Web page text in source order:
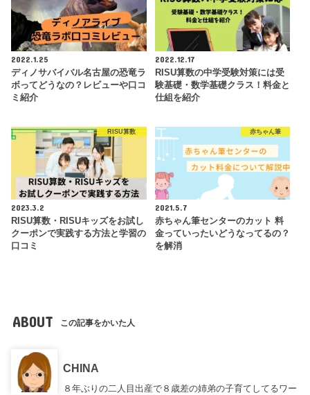
2022.1.25
ディノサバイバル名古屋の恐竜ラ
ボってどうなの？レビューや口コ
ミ紹介
2022.12.17
RISU算数の中学受験対策には受
験基礎・数学基礎クラス！料金と
仕組を紹介
RISU算数
2023.3.2
RISU算数・RISUキッズをお試し
クーポンで実践する方法と学習の
口コミ
赤ちゃん筆
2021.5.7
赤ちゃん筆センターのカット 料
金っていったいどうなってるの？
を解消
ABOUT この記事をかいた人
CHINA
８年ぶりの二人目出産で８歳差の姉弟の子育てしてるワー